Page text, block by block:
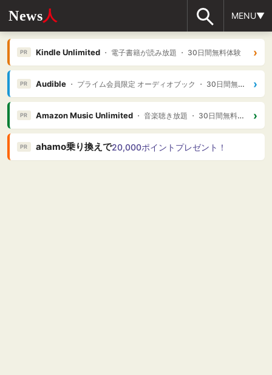
News人 MENU▼
PR Kindle Unlimited・ 電子書籍が読み放題 ・ 30日間無料体験 ›
PR Audible・ プライム会員限定 オーディオブック ・ 30日間無料体験 ›
PR Amazon Music Unlimited・ 音楽聴き放題 ・ 30日間無料体験 ›
PR ahamo乗り換えで20,000ポイントプレゼント！